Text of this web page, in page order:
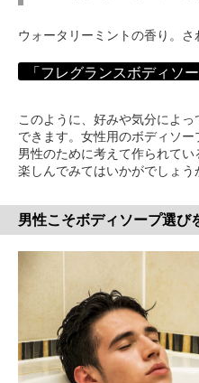
ウォータリーミントの香り。さ
「フレグランスボディソ
このように、好みや気分によ
できます。女性用のボディソ
男性のために考えて作られて
楽しんでみてはいかがでしょう
男性こそボディソープ選び